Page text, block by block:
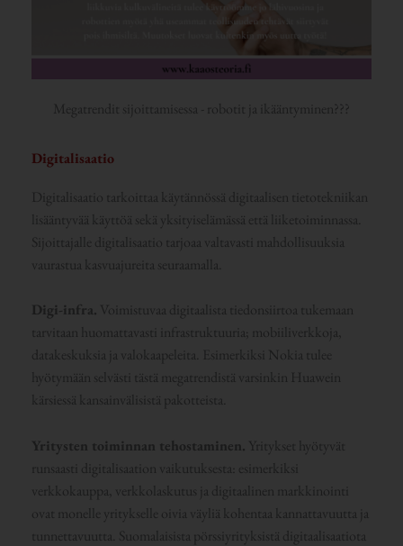
Megatrendit sijoittamisessa - robotit ja ikääntyminen???
Digitalisaatio
Digitalisaatio tarkoittaa käytännössä digitaalisen tietotekniikan
lisääntyvää käyttöä sekä yksityiselämässä että liiketoiminnassa.
Sijoittajalle digitalisaatio tarjoaa valtavasti mahdollisuuksia
vaurastua kasvuajureita seuraamalla.
Digi-infra. Voimistuvaa digitaalista tiedonsiirtoa tukemaan
tarvitaan huomattavasti infrastruktuuria; mobiiliverkkoja,
datakeskuksia ja valokaapeleita. Esimerkiksi Nokia tulee
hyötymään selvästi tästä megatrendistä varsinkin Huawein
kärsiessä kansainvälisistä pakotteista.
Yritysten toiminnan tehostaminen. Yritykset hyötyvät
runsaasti digitalisaation vaikutuksesta: esimerkiksi
verkkokauppa, verkkolaskutus ja digitaalinen markkinointi
ovat monelle yritykselle oivia väyliä kohentaa kannattavuutta ja
tunnettavuutta. Suomalaisista pörssiyrityksistä digitaalisaatiota